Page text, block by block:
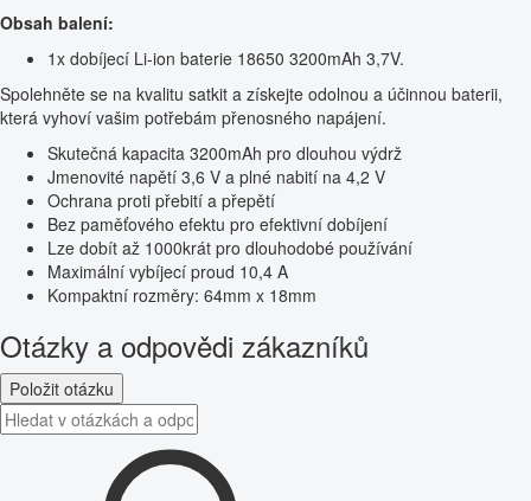
Obsah balení:
1x dobíjecí Li-ion baterie 18650 3200mAh 3,7V.
Spolehněte se na kvalitu satkit a získejte odolnou a účinnou baterii,
která vyhoví vašim potřebám přenosného napájení.
Skutečná kapacita 3200mAh pro dlouhou výdrž
Jmenovité napětí 3,6 V a plné nabití na 4,2 V
Ochrana proti přebití a přepětí
Bez paměťového efektu pro efektivní dobíjení
Lze dobít až 1000krát pro dlouhodobé používání
Maximální vybíjecí proud 10,4 A
Kompaktní rozměry: 64mm x 18mm
Otázky a odpovědi zákazníků
Položit otázku